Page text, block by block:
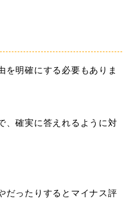
を明確にする必要もありま
、確実に答えれるように対
だったりするとマイナス評